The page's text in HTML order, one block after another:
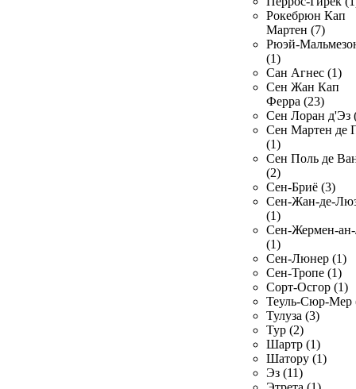
Рокебрюн Кап
Мартен (7)
Рюэй-
(1)
Сан Агнес (1)
Сен Жан Кап
Ферра (23)
Сен Лоран д'Эз
Сен Мартен де
(1)
Сен Поль де
(2)
Сен-Бриё (3)
Сен-Жан-де-
(1)
Сен-Жермен-
(1)
Сен-Люнер (1)
Сен-Тропе (1)
Сорт-Осгор (1)
Теуль-Сюр-Мер
Тулуза (3)
Тур (2)
Шартр (1)
Шатору (1)
Эз (11)